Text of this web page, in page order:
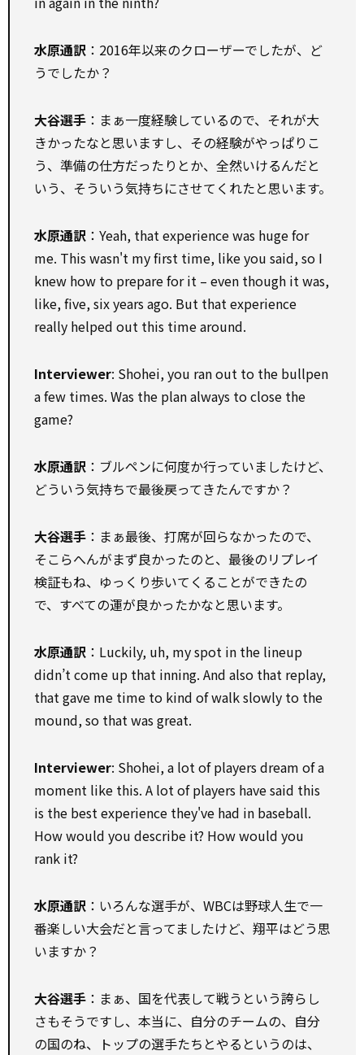
水原通訳 ：2016年以来のクローザーでしたが、ど
うでしたか？
大谷選手 ：まぁ一度経験しているので、それが大
きかったなと思いますし、その経験がやっぱりこ
う、準備の仕方だったりとか、全然いけるんだと
いう、そういう気持ちにさせてくれたと思います。
水原通訳 ：Yeah, that experience was huge for
me. This wasn't my first time, like you said, so I
knew how to prepare for it – even though it was,
like, five, six years ago. But that experience
really helped out this time around.
Interviewer: Shohei, you ran out to the bullpen
a few times. Was the plan always to close the
game?
水原通訳 ：ブルペンに何度か行っていましたけど、
どういう気持ちで最後戻ってきたんですか？
大谷選手 ：まぁ最後、打席が回らなかったので、
そこらへんがまず良かったのと、最後のリプレイ
検証もね、ゆっくり歩いてくることができたの
で、すべての運が良かったかなと思います。
水原通訳 ：Luckily, uh, my spot in the lineup
didn’t come up that inning. And also that replay,
that gave me time to kind of walk slowly to the
mound, so that was great.
Interviewer: Shohei, a lot of players dream of a
moment like this. A lot of players have said this
is the best experience they've had in baseball.
How would you describe it? How would you
rank it?
水原通訳 ：いろんな選手が、WBCは野球人生で一
番楽しい大会だと言ってましたけど、翔平はどう思
いますか？
大谷選手 ：まぁ、国を代表して戦うという誇らし
さもそうですし、本当に、自分のチームの、自分
の国のね、トップの選手たちとやるというのは、